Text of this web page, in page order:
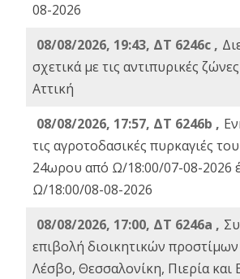
08-2026
08/08/2026, 19:43, ΔT 6246c ,
σχετικά με τις αντιπυρικές
Αττική
08/08/2026, 17:57, ΔΤ 6246b ,
τις αγροτοδασικές πυρκαγιές
24ωρου από Ω/18:00/07-08-2026
Ω/18:00/08-08-2026
08/08/2026, 17:00, ΔΤ 6246a ,
επιβολή διοικητικών
Λέσβο, Θεσσαλονίκη, Πιερία και